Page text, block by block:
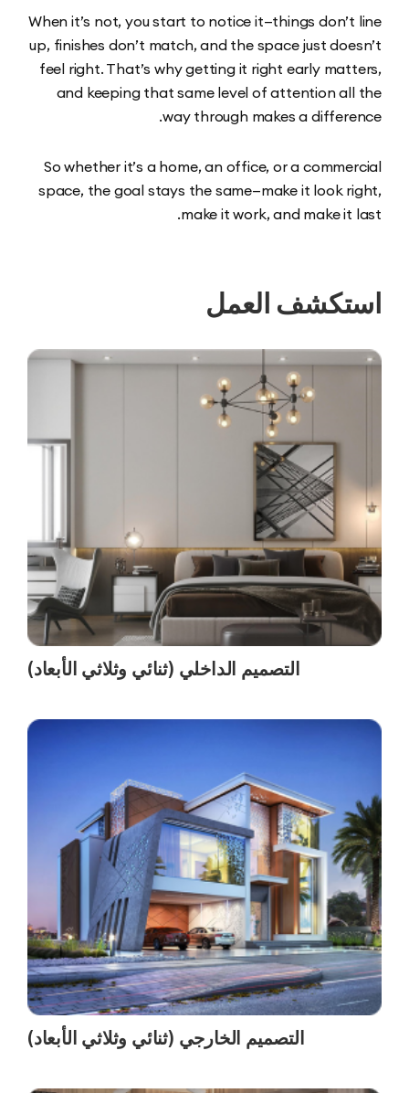
When it’s not, you start to notice it—things
up, finishes don’t match, and the space just
feel right. That’s why getting it right early
and keeping that same level of attention
way through makes a
So whether it’s a home, an office, or a
space, the goal stays the same—make it look
make it work, and make
العمل
التصميم الداخلي (ثنائي وثلاثي الأبعاد)
التصميم الخارجي (ثنائي وثلاثي الأبعاد)